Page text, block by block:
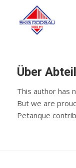
Über
This author has
But we are
Petanque